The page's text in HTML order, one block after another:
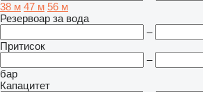
38 м 47 м 56 м
Резервоар за вода
–
Притисок
–
бар
Капацитет